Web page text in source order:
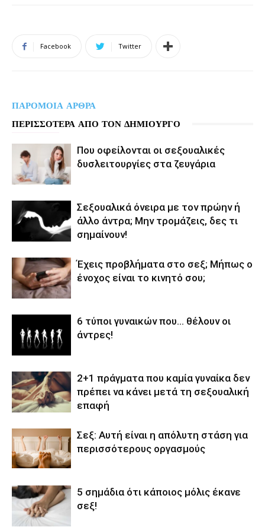
Facebook Twitter
ΠΑΡΟΜΟΙΑ ΑΡΘΡΑ
ΠΕΡΙΣΣΟΤΕΡΑ ΑΠΟ ΤΟΝ ΔΗΜΙΟΥΡΓΟ
Που οφείλονται οι σεξουαλικές
δυσλειτουργίες στα ζευγάρια
Σεξουαλικά όνειρα με τον πρώην ή
άλλο άντρα; Μην τρομάζεις, δες τι
σημαίνουν!
Έχεις προβλήματα στο σεξ; Μήπως ο
ένοχος είναι το κινητό σου;
6 τύποι γυναικών που… θέλουν οι
άντρες!
2+1 πράγματα που καμία γυναίκα δεν
πρέπει να κάνει μετά τη σεξουαλική
επαφή
Σεξ: Αυτή είναι η απόλυτη στάση για
περισσότερους οργασμούς
5 σημάδια ότι κάποιος μόλις έκανε
σεξ!